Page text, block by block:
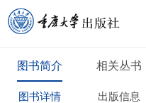
图书简介 相关丛书
图书详情 出版信息